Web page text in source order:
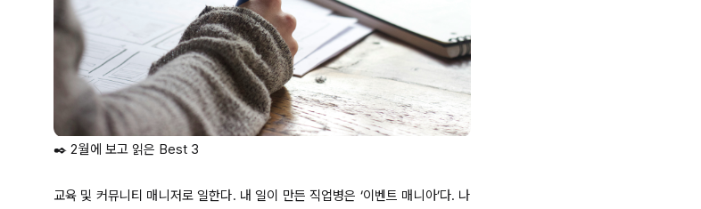
✒️ 2월에 보고 읽은 Best 3
교육 및 커뮤니티 매니저로 일한다. 내 일이 만든 직업병은 ‘이벤트 매니아’다. 나